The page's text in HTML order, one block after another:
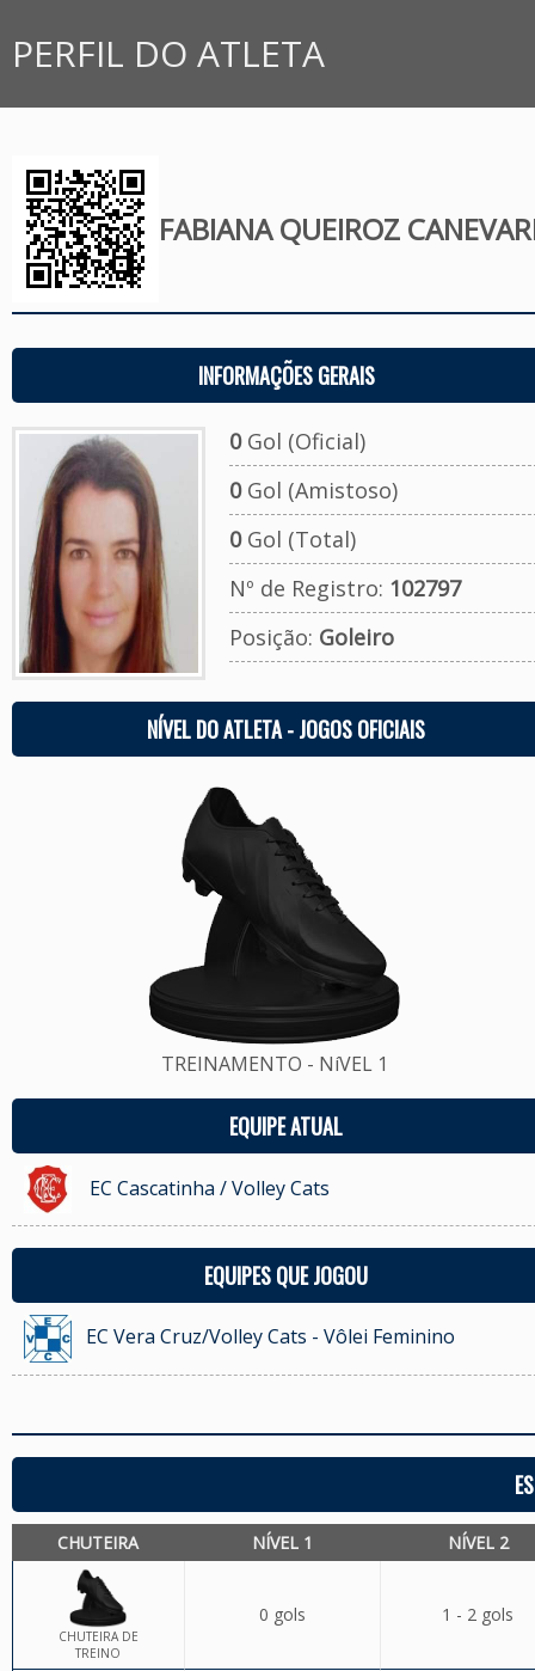
PERFIL DO ATLETA
FABIANA QUEIROZ
INFORMAÇÕES GERAIS
0Gol (Oficial)
0Gol (Amistoso)
0Gol (Total)
Nº de Registro: 102797
Posição: Goleiro
NÍVEL DO ATLETA - JOGOS OFICIAIS
TREINAMENTO - NíVEL 1
EQUIPE ATUAL
EC Cascatinha / Volley Cats
EQUIPES QUE JOGOU
EC Vera Cruz/Volley Cats - Vôlei Feminino
CHUTEIRA NÍVEL 1 NÍVEL 2
CHUTEIRA DE
TREINO
0 gols 1 - 2 gols